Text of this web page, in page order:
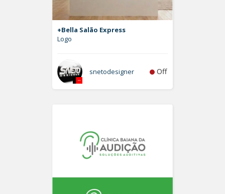
+Bella Salão Express
Logo
snetodesigner Off